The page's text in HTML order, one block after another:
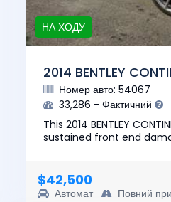
НА ХОДУ
2014 BENTLEY
Номер авто: 54067
33,286 - Фактичний
This 2014 BENTLEY
sustained front end
value of this vehicle was
$42,500
Автомат Повний